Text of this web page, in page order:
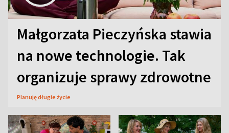
Małgorzata Pieczyńska stawia
na nowe technologie. Tak
organizuje sprawy zdrowotne
Planuję długie życie